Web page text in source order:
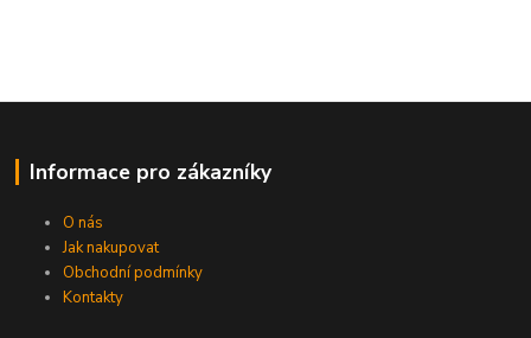
Informace pro zákazníky
O nás
Jak nakupovat
Obchodní podmínky
Kontakty